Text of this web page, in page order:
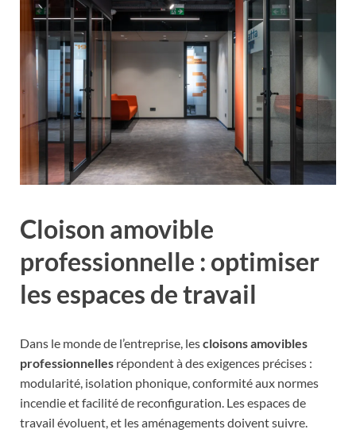
Cloison amovible
professionnelle : optimiser
les espaces de travail
Dans le monde de l’entreprise, lescloisons amovibles
professionnelles répondent à des exigences précises :
modularité, isolation phonique, conformité aux normes
incendie et facilité de reconfiguration. Les espaces de
travail évoluent, et les aménagements doivent suivre.